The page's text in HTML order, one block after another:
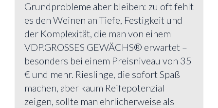
Grundprobleme aber bleiben: zu oft fehlt
es den Weinen an Tiefe, Festigkeit und
der Komplexität, die man von einem
VDP.GROSSES GEWÄCHS® erwartet –
besonders bei einem Preisniveau von 35
€ und mehr. Rieslinge, die sofort Spaß
machen, aber kaum Reifepotenzial
zeigen, sollte man ehrlicherweise als